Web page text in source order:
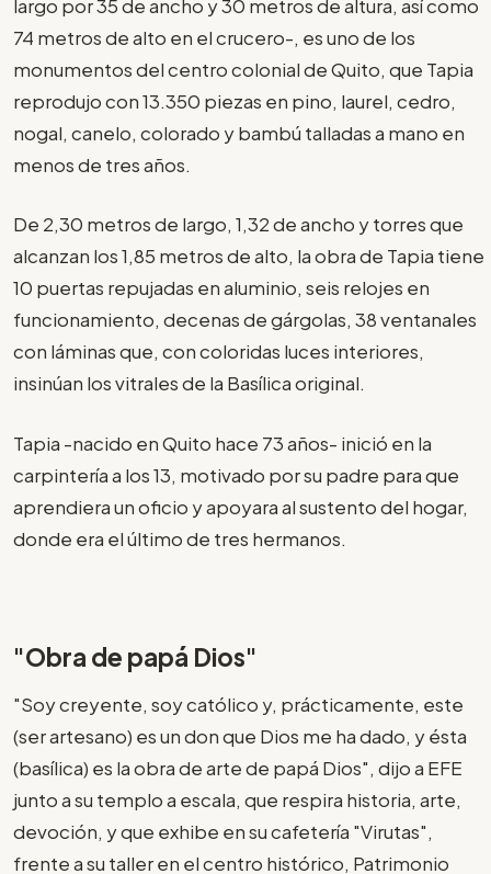
largo por 35 de ancho y 30 metros de altura, así como
74 metros de alto en el crucero-, es uno de los
monumentos del centro colonial de Quito, que Tapia
reprodujo con 13.350 piezas en pino, laurel, cedro,
nogal, canelo, colorado y bambú talladas a mano en
menos de tres años.
De 2,30 metros de largo, 1,32 de ancho y torres que
alcanzan los 1,85 metros de alto, la obra de Tapia tiene
10 puertas repujadas en aluminio, seis relojes en
funcionamiento, decenas de gárgolas, 38 ventanales
con láminas que, con coloridas luces interiores,
insinúan los vitrales de la Basílica original.
Tapia -nacido en Quito hace 73 años- inició en la
carpintería a los 13, motivado por su padre para que
aprendiera un oficio y apoyara al sustento del hogar,
donde era el último de tres hermanos.
"Obra de papá Dios"
"Soy creyente, soy católico y, prácticamente, este
(ser artesano) es un don que Dios me ha dado, y ésta
(basílica) es la obra de arte de papá Dios", dijo a EFE
junto a su templo a escala, que respira historia, arte,
devoción, y que exhibe en su cafetería "Virutas",
frente a su taller en el centro histórico, Patrimonio